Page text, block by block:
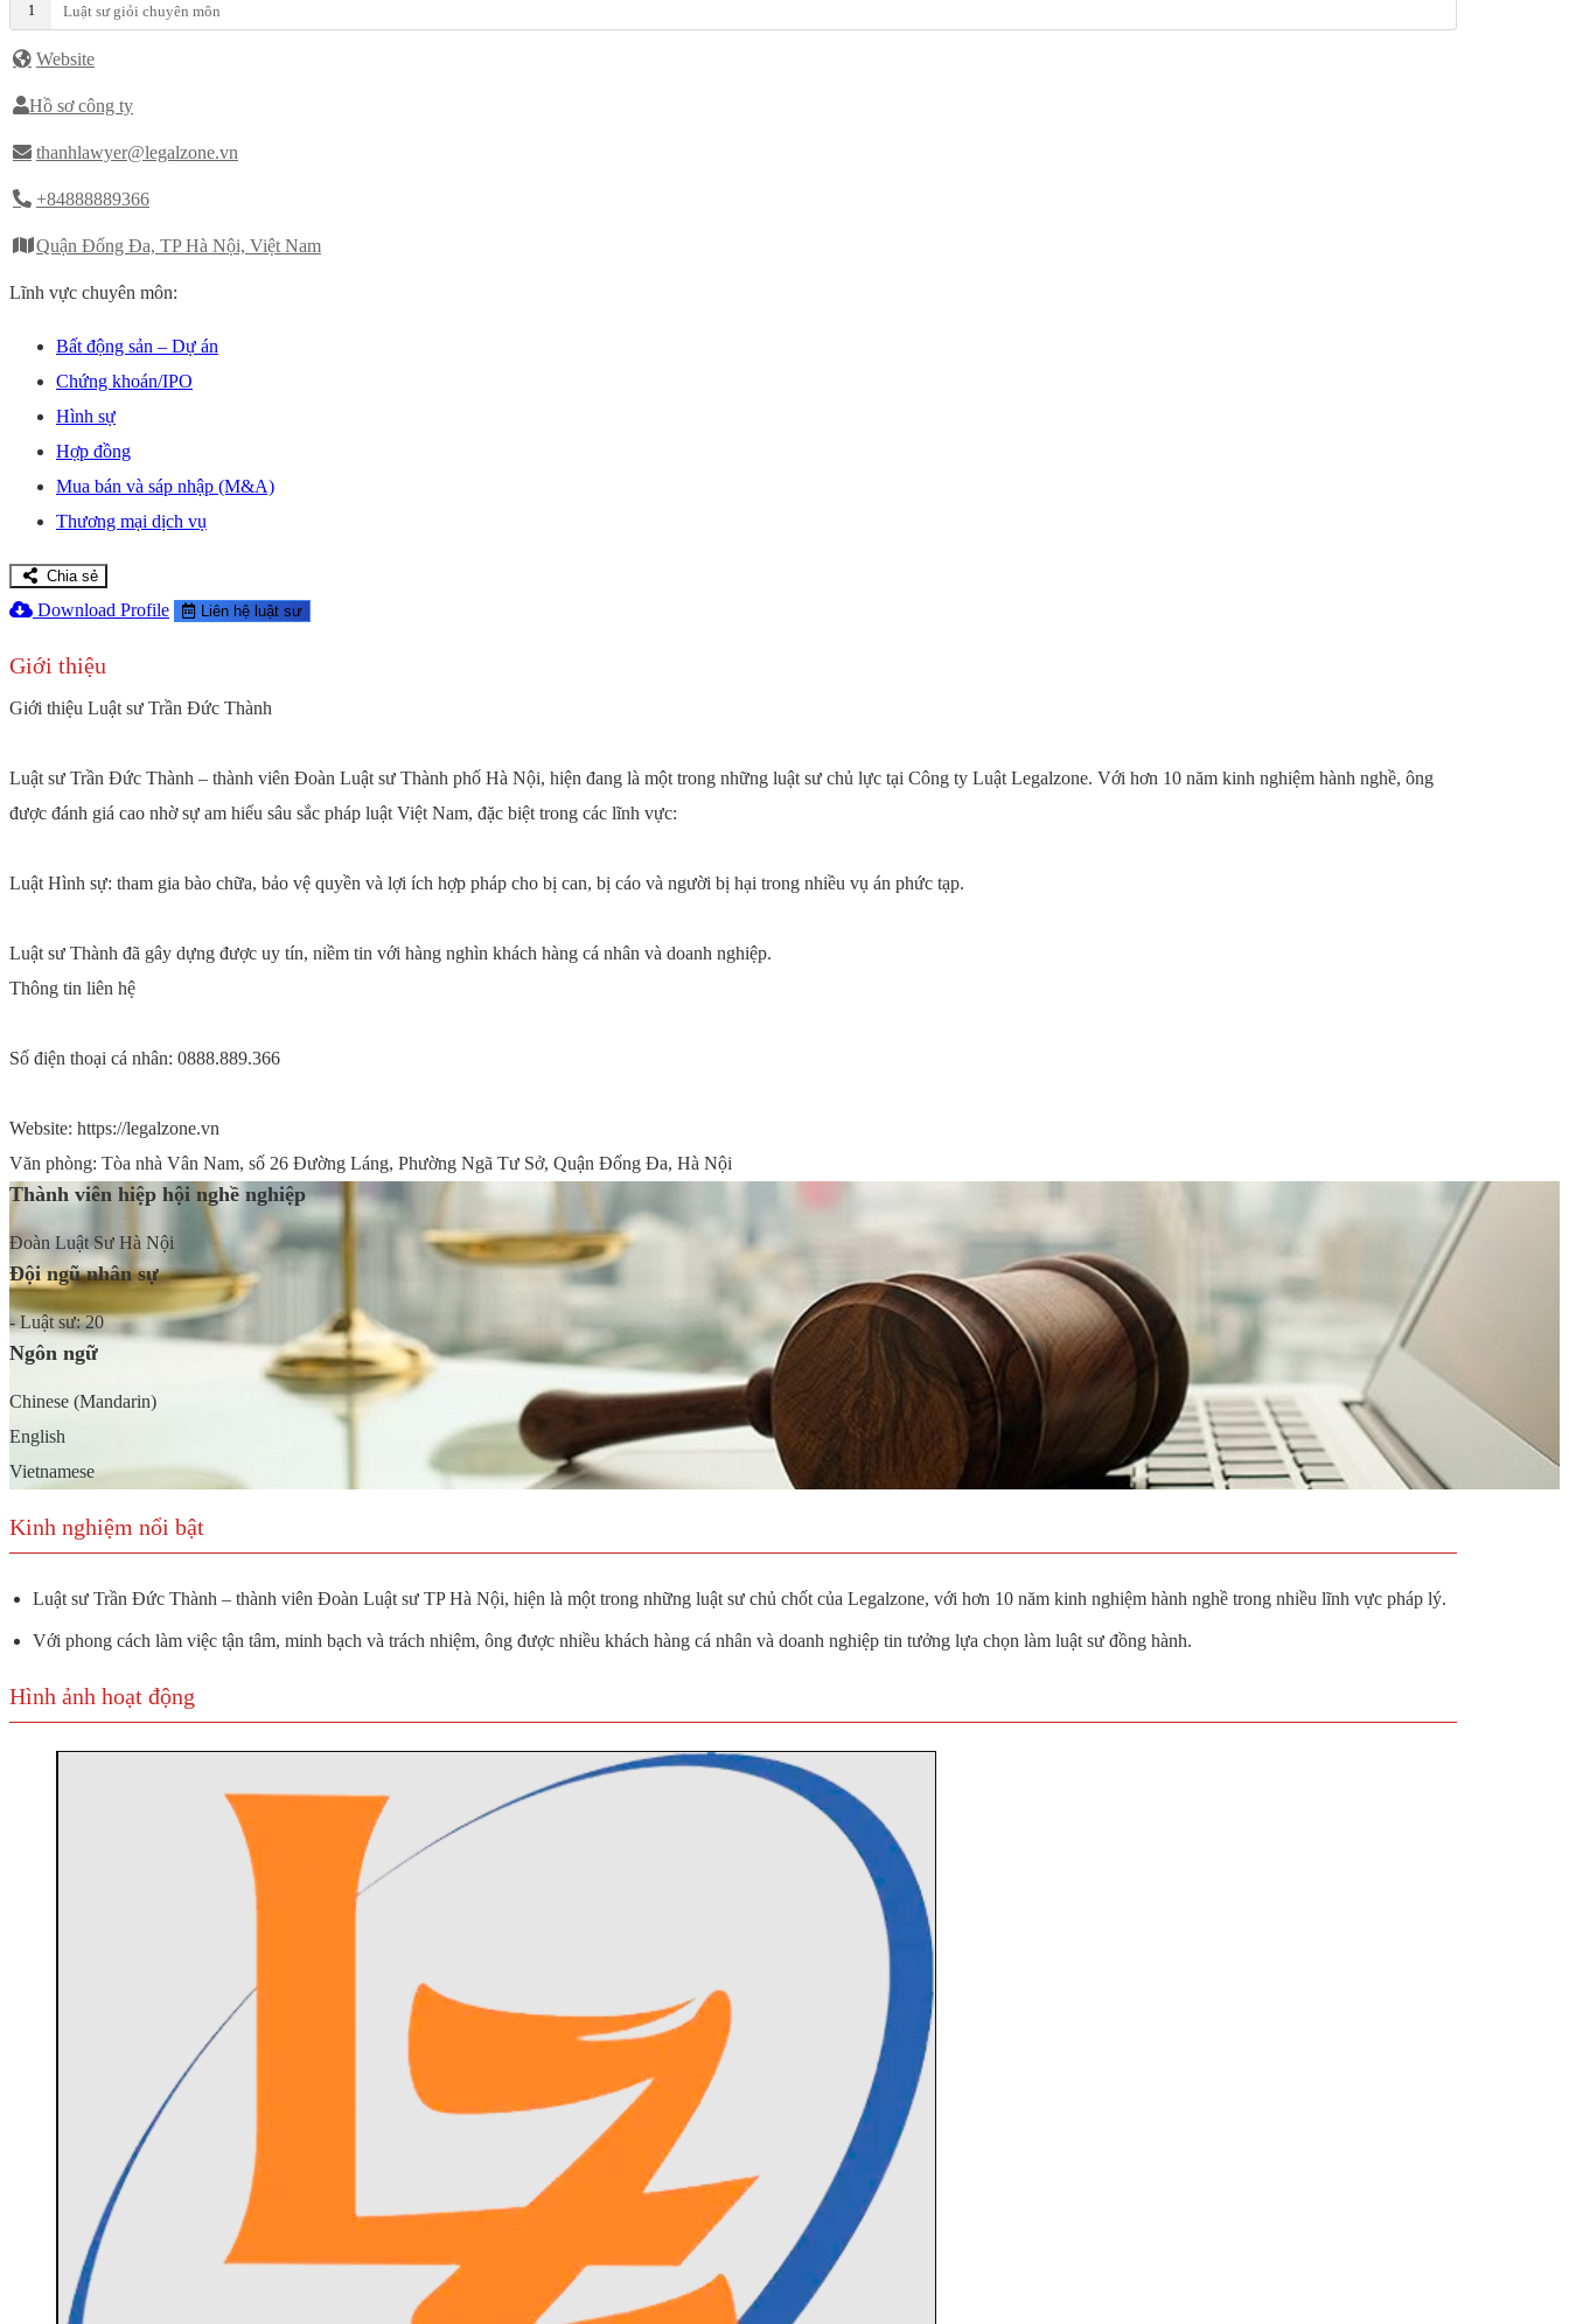
1 Luật sư giỏi chuyên môn
Website
Hồ sơ công ty
thanhlawyer@legalzone.vn
+84888889366
Quận Đống Đa, TP Hà Nội, Việt Nam
Lĩnh vực chuyên môn:
Bất động sản – Dự án
Chứng khoán/IPO
Hình sự
Hợp đồng
Mua bán và sáp nhập (M&A)
Thương mại dịch vụ
Chia sẻ
Download Profile Liên hệ luật sư
Giới thiệu
Giới thiệu Luật sư Trần Đức Thành
Luật sư Trần Đức Thành – thành viên Đoàn Luật sư Thành phố Hà Nội, hiện đang là một trong những luật sư chủ lực tại Công ty Luật Legalzone. Với hơn 10 năm kinh nghiệm hành nghề, ông
được đánh giá cao nhờ sự am hiểu sâu sắc pháp luật Việt Nam, đặc biệt trong các lĩnh vực:
Luật Hình sự: tham gia bào chữa, bảo vệ quyền và lợi ích hợp pháp cho bị can, bị cáo và người bị hại trong nhiều vụ án phức tạp.
Luật sư Thành đã gây dựng được uy tín, niềm tin với hàng nghìn khách hàng cá nhân và doanh nghiệp.
Thông tin liên hệ
Số điện thoại cá nhân: 0888.889.366
Website: https://legalzone.vn
Văn phòng: Tòa nhà Vân Nam, số 26 Đường Láng, Phường Ngã Tư Sở, Quận Đống Đa, Hà Nội
Thành viên hiệp hội nghề nghiệp
Đoàn Luật Sư Hà Nội
Đội ngũ nhân sự
- Luật sư: 20
Ngôn ngữ
Chinese (Mandarin)
English
Vietnamese
Kinh nghiệm nổi bật
Luật sư Trần Đức Thành – thành viên Đoàn Luật sư TP Hà Nội, hiện là một trong những luật sư chủ chốt của Legalzone, với hơn 10 năm kinh nghiệm hành nghề trong nhiều lĩnh vực pháp lý.
Với phong cách làm việc tận tâm, minh bạch và trách nhiệm, ông được nhiều khách hàng cá nhân và doanh nghiệp tin tưởng lựa chọn làm luật sư đồng hành.
Hình ảnh hoạt động